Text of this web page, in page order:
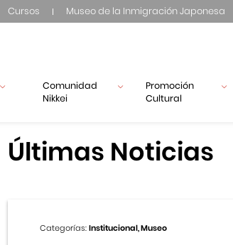
Cursos Museo de la Inmigración Japonesa
Comunidad
Nikkei
Promoción
Cultural
Últimas Noticias
Categorías:Institucional, Museo